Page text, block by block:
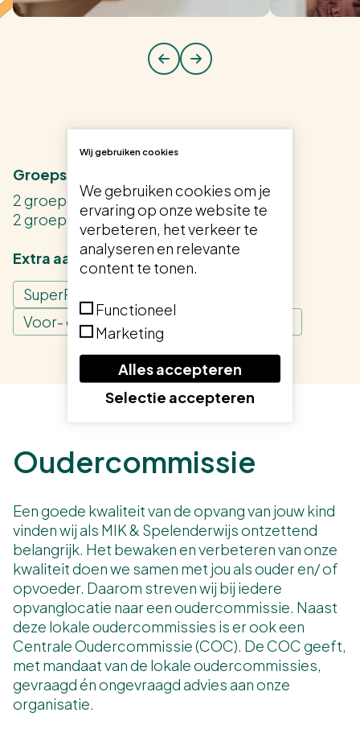
Groepsindelingen
2 groepen van 0 tot 2,5 jaar
2 groepen van 2 tot 4 jaar
Extra aanbod
SuperFIT
Voor- en Vroegschoolse educatie (VVE)
Oudercommissie
Een goede kwaliteit van de opvang van jouw kind
vinden wij als MIK & Spelenderwijs ontzettend
belangrijk. Het bewaken en verbeteren van onze
kwaliteit doen we samen met jou als ouder en/ of
opvoeder. Daarom streven wij bij iedere
opvanglocatie naar een oudercommissie. Naast
deze lokale oudercommissies is er ook een
Centrale Oudercommissie (COC). De COC geeft,
met mandaat van de lokale oudercommissies,
gevraagd én ongevraagd advies aan onze
organisatie.
Wij gebruiken cookies
We gebruiken cookies om je
ervaring op onze website te
verbeteren, het verkeer te
analyseren en relevante
content te tonen.
Functioneel
Marketing
Alles accepteren
Selectie accepteren